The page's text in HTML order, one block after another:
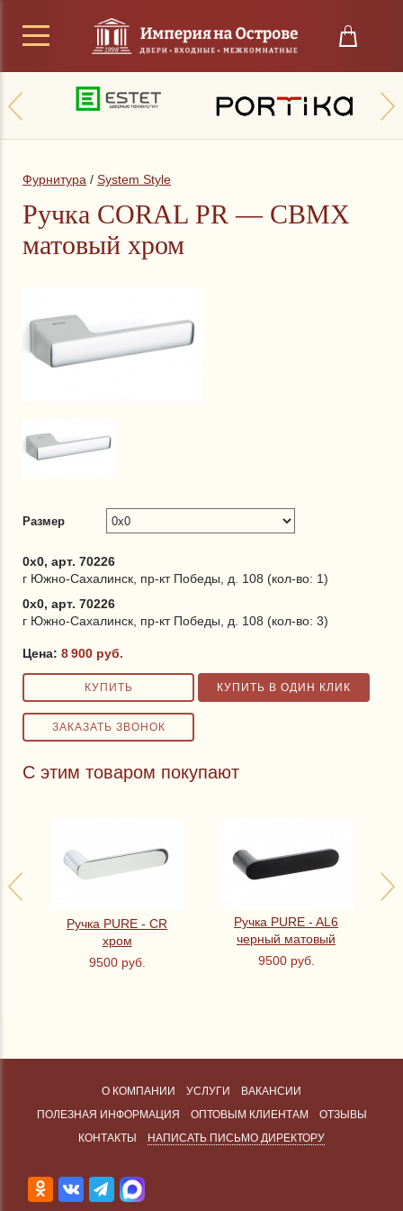
Фурнитура / System Style
Ручка СORAL PR — CBMX
матовый хром
Размер
0x0, арт. 70226
г Южно-Сахалинск, пр-кт Победы, д. 108 (кол-во: 1)
0x0, арт. 70226
г Южно-Сахалинск, пр-кт Победы, д. 108 (кол-во: 3)
Цена: 8 900 руб.
С этим товаром покупают
Ручка PURE - CR
хром
9500 руб.
Ручка PURE - AL6
черный матовый
9500 руб.
О КОМПАНИИ УСЛУГИ
ВАКАНСИИ
ПОЛЕЗНАЯ ИНФОРМАЦИЯ
ОПТОВЫМ КЛИЕНТАМ
ОТЗЫВЫ
КОНТАКТЫ
НАПИСАТЬ ПИСЬМО ДИРЕКТОРУ